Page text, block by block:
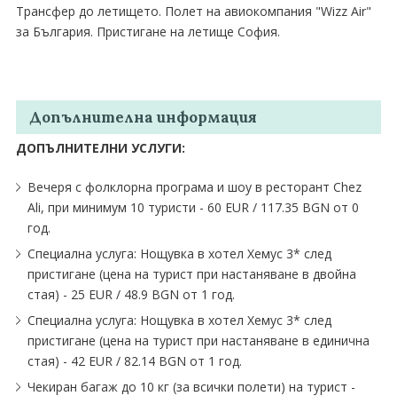
Трансфер до летището. Полет на авиокомпания "Wizz Air"
за България. Пристигане на летище София.
Допълнителна информация
ДОПЪЛНИТЕЛНИ УСЛУГИ:
Вечеря с фолклорна програма и шоу в ресторант Chez
Ali, при минимум 10 туристи - 60 EUR ∕ 117.35 BGN от 0
год.
Специална услуга: Нощувка в хотел Хемус 3* след
пристигане (цена на турист при настаняване в двойна
стая) - 25 EUR ∕ 48.9 BGN от 1 год.
Специална услуга: Нощувка в хотел Хемус 3* след
пристигане (цена на турист при настаняване в единична
стая) - 42 EUR ∕ 82.14 BGN от 1 год.
Чекиран багаж до 10 кг (за всички полети) на турист -